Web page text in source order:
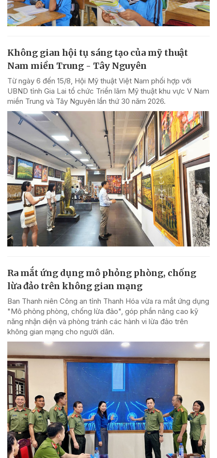
Không gian hội tụ sáng tạo của mỹ thuật
Nam miền Trung - Tây Nguyên
Từ ngày 6 đến 15/8, Hội Mỹ thuật Việt Nam phối hợp với
UBND tỉnh Gia Lai tổ chức Triển lãm Mỹ thuật khu vực V Nam
miền Trung và Tây Nguyên lần thứ 30 năm 2026.
Ra mắt ứng dụng mô phỏng phòng, chống
lừa đảo trên không gian mạng
Ban Thanh niên Công an tỉnh Thanh Hóa vừa ra mắt ứng dụng
"Mô phỏng phòng, chống lừa đảo", góp phần nâng cao kỹ
năng nhận diện và phòng tránh các hành vi lừa đảo trên
không gian mạng cho người dân.